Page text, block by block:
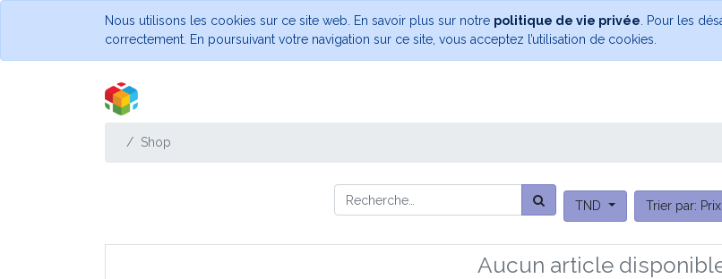
Nous utilisons les cookies sur ce site web. En savoir plus sur notre politique de vie privée . Pour les
correctement. En poursuivant votre navigation sur ce site, vous acceptez l’utilisation de cookies.
Shop
TND Trier par:
Aucun article